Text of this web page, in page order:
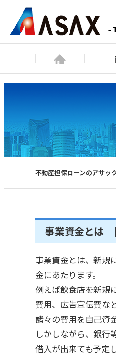
不動産担保ローンのアサッ
事業資金とは
事業資金とは、新規
金にあたります。
例えば飲食店を新規
費用、広告宣伝費な
諸々の費用を自己資
しかしながら、銀行
借入が出来ても予定